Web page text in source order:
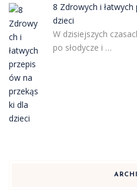
8 Zdrowych i
dzieci
W dzisiejszych
po słodycze i …